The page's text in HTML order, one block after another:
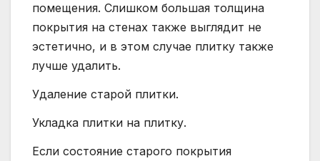
помещения. Слишком большая толщина
покрытия на стенах также выглядит не
эстетично, и в этом случае плитку также
лучше удалить.
Удаление старой плитки.
Укладка плитки на плитку.
Если состояние старого покрытия